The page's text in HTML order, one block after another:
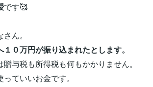
です🥰
ん。
０万円が振り込まれたとします。
与税も所得税も何もかかりません。
ていいお金です。